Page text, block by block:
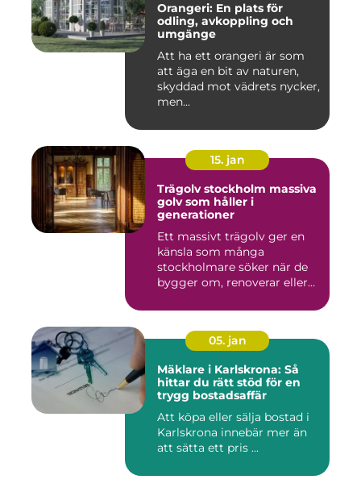
Orangeri: En plats för
odling, avkoppling och
umgänge
Att ha ett orangeri är som
att äga en bit av naturen,
skyddad mot vädrets nycker,
men...
15. jan
Trägolv stockholm massiva
golv som håller i
generationer
Ett massivt trägolv ger en
känsla som många
stockholmare söker när de
bygger om, renoverar eller
05. jan
Mäklare i Karlskrona: Så
hittar du rätt stöd för en
trygg bostadsaffär
Att köpa eller sälja bostad i
Karlskrona innebär mer än
att sätta ett pris ...